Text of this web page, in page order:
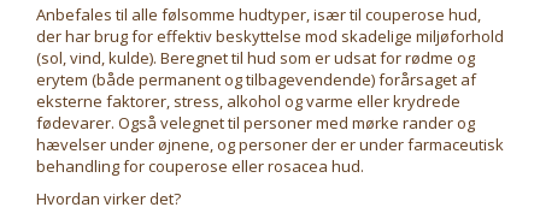
Anbefales til alle følsomme hudtyper, især til couperose hud,
der har brug for effektiv beskyttelse mod skadelige miljøforhold
(sol, vind, kulde). Beregnet til hud som er udsat for rødme og
erytem (både permanent og tilbagevendende) forårsaget af
eksterne faktorer, stress, alkohol og varme eller krydrede
fødevarer. Også velegnet til personer med mørke rander og
hævelser under øjnene, og personer der er under farmaceutisk
behandling for couperose eller rosacea hud.
Hvordan virker det?